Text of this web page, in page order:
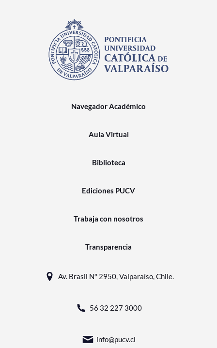
Navegador Académico
Aula Virtual
Biblioteca
Ediciones PUCV
Trabaja con nosotros
Transparencia
Av. Brasil N° 2950, Valparaíso, Chile.
56 32 227 3000
info@pucv.cl